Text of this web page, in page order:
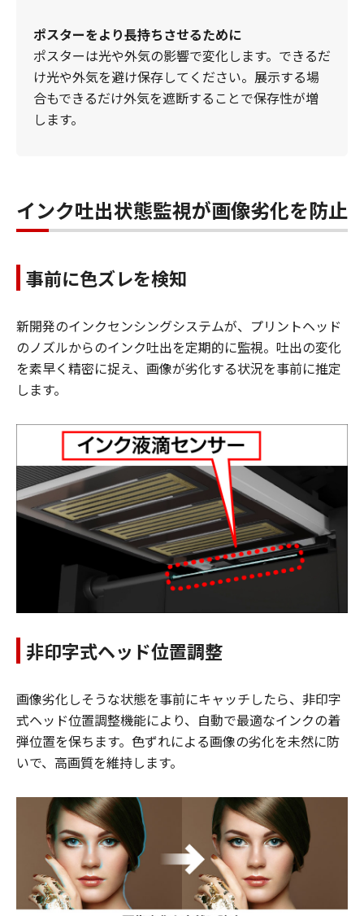
ポスターをより長持ちさせるために
ポスターは光や外気の影響で変化します。できるだ
け光や外気を避け保存してください。展示する場
合もできるだけ外気を遮断することで保存性が増
します。
インク吐出状態監視が画像劣化を防止
事前に色ズレを検知
新開発のインクセンシングシステムが、プリントヘッド
のノズルからのインク吐出を定期的に監視。吐出の変化
を素早く精密に捉え、画像が劣化する状況を事前に推定
します。
非印字式ヘッド位置調整
画像劣化しそうな状態を事前にキャッチしたら、非印字
式ヘッド位置調整機能により、自動で最適なインクの着
弾位置を保ちます。色ずれによる画像の劣化を未然に防
いで、高画質を維持します。